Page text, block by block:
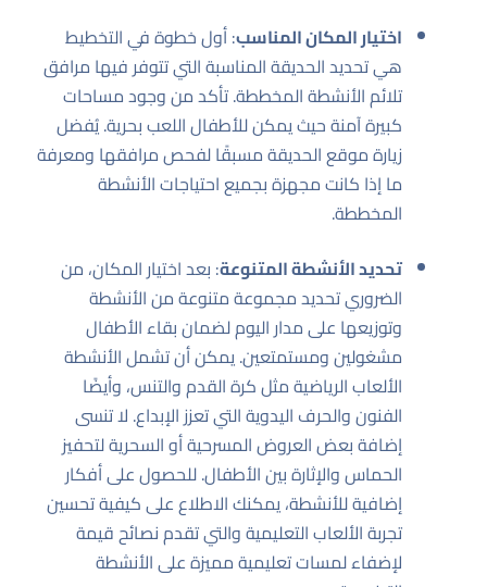
اختيار المكان المناسب: أول خطوة في التخطيط
هي تحديد الحديقة المناسبة التي تتوفر فيها مرافق
تلائم الأنشطة المخططة. تأكد من وجود مساحات
كبيرة آمنة حيث يمكن للأطفال اللعب بحرية. يُفضل
زيارة موقع الحديقة مسبقًا لفحص مرافقها ومعرفة
ما إذا كانت مجهزة بجميع احتياجات الأنشطة
المخططة.
تحديد الأنشطة المتنوعة: بعد اختيار المكان، من
الضروري تحديد مجموعة متنوعة من الأنشطة
وتوزيعها على مدار اليوم لضمان بقاء الأطفال
مشغولين ومستمتعين. يمكن أن تشمل الأنشطة
الألعاب الرياضية مثل كرة القدم والتنس، وأيضًا
الفنون والحرف اليدوية التي تعزز الإبداع. لا تنسى
إضافة بعض العروض المسرحية أو السحرية لتحفيز
الحماس والإثارة بين الأطفال. للحصول على أفكار
إضافية للأنشطة، يمكنك الاطلاع علىكيفية تحسين
تجربة الألعاب التعليميةوالتي تقدم نصائح قيمة
لإضفاء لمسات تعليمية مميزة على الأنشطة